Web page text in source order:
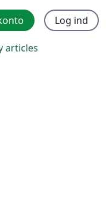
Log ind
articles